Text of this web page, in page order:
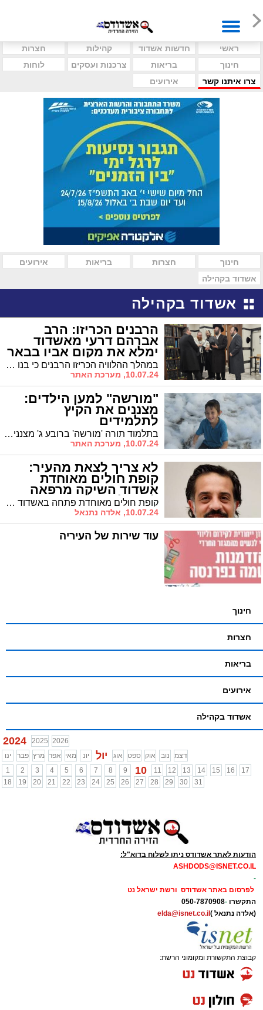
ראשי חדשות אשדוד קהילות
חצרות
חינוך
בריאות צרכנות ועסקים
לוחות
צרו איתנו קשר
אירועים
חינוך חצרות בריאות
אירועים
אשדוד בקהילה
אשדוד בקהילה
הרבנים הכריזו: הרב
אברהם דרעי מאשדוד
ימלא את מקום אביו בבאר
שבע במהלך ההלוויה הכריזו הרבנים כי בנו הרב הגאון אברהם דרעי ימלא את מקום אביו, הגר"י דרעי שהלך אתמול לעולמו והוא בן 66 בלבד. "אנחנו רוצים להכתיר את בנו רבי אברהם דרעי, 'תחת אבותך יהיו בניך', אמר הגר"י יוסף
10.07.24, מערכת האתר
"מורשה" למען הילדים:
מצננים את הקיץ
לתלמידים
בתלמוד תורה 'מורשה' ברובע ג' מצננים לתלמידים את החום הכבד במגוון פעילויות מים.
10.07.24, מערכת האתר
לא צריך לצאת מהעיר:
קופת חולים מאוחדת
אשדוד השיקה מרפאה
לטיפול באנדומטריוזיס קופת חולים מאוחדת פתחה באשדוד מרפאה לאבחון וטיפול במחלת האנדומטריוזיס. המחלה פוגעת בתפקוד היומיומי וגורמת לכאבים עזים ופגיעה בפיריון. בישראל כ-12% מהנשים מאובחנות כחולות בה. את המרפאה החדשה ינהל ד"ר אחמט נמזוב, מומחה למיילדות וגינקולוגיה ומבכירי המומחים למחלה בישראל
10.07.24, אלדה נתנאל
עוד שירות של העיריה
חינוך
חצרות
בריאות
אירועים
אשדוד בקהילה
2024 2025 2026
ינו
פבר מרץ אפר מאי יונ יול אוג ספט אוק נוב
דצמ
1
2 3 4 5 6 7 8 9 10 11 12 13 14 15 16
17
18
19 20 21 22 23 24 25 26 27 28 29 30 31
הודעות לאתר אשדודס ניתן לשלוח בדוא"ל:
ASHDODS@ISNET.CO.IL
-
לפרסום באתר אשדודס ורשת ישראל נט
התקשרו -
050-7870908
(אלדה נתנאל ) elda@isnet.co.il
קבוצת התקשורת ומקומוני הרשת: